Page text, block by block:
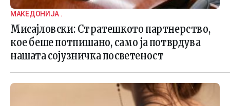
МАКЕДОНИЈА .
Мисајловски: Стратешкото партнерство,
кое беше потпишано, само ја потврдува
нашата сојузничка посветеност